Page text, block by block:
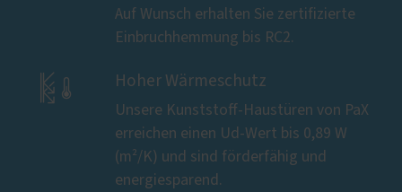
Auf Wunsch erhalten Sie zertifizierte
Einbruchhemmung bis RC2.
 Hoher Wärmeschutz
Unsere Kunststoff-Haustüren von PaX
erreichen einen Ud-Wert bis 0,89 W
(m²/K) und sind förderfähig und
energiesparend.